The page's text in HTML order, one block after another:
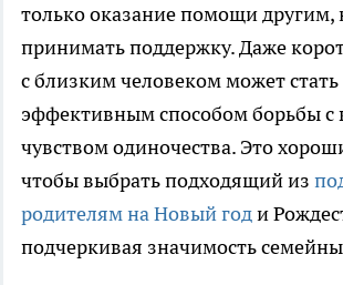
только оказание помощи другим,
принимать поддержку. Даже
с близким человеком может стать
эффективным способом борьбы с
чувством одиночества. Это
чтобы выбрать подходящий из
родителям на Новый годи
подчеркивая значимость